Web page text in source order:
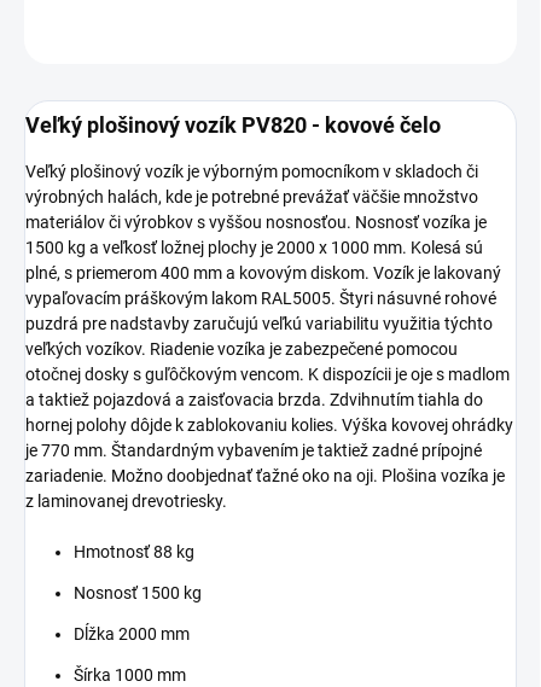
Veľký plošinový vozík PV820 - kovové čelo
Veľký plošinový vozík je výborným pomocníkom v skladoch či
výrobných halách, kde je potrebné prevážať väčšie množstvo
materiálov či výrobkov s vyššou nosnosťou. Nosnosť vozíka je
1500 kg a veľkosť ložnej plochy je 2000 x 1000 mm. Kolesá sú
plné, s priemerom 400 mm a kovovým diskom. Vozík je lakovaný
vypaľovacím práškovým lakom RAL5005. Štyri násuvné rohové
puzdrá pre nadstavby zaručujú veľkú variabilitu využitia týchto
veľkých vozíkov. Riadenie vozíka je zabezpečené pomocou
otočnej dosky s guľôčkovým vencom. K dispozícii je oje s madlom
a taktiež pojazdová a zaisťovacia brzda. Zdvihnutím tiahla do
hornej polohy dôjde k zablokovaniu kolies. Výška kovovej ohrádky
je 770 mm. Štandardným vybavením je taktiež zadné prípojné
zariadenie. Možno doobjednať ťažné oko na oji. Plošina vozíka je
z laminovanej drevotriesky.
Hmotnosť 88 kg
Nosnosť 1500 kg
Dĺžka 2000 mm
Šírka 1000 mm